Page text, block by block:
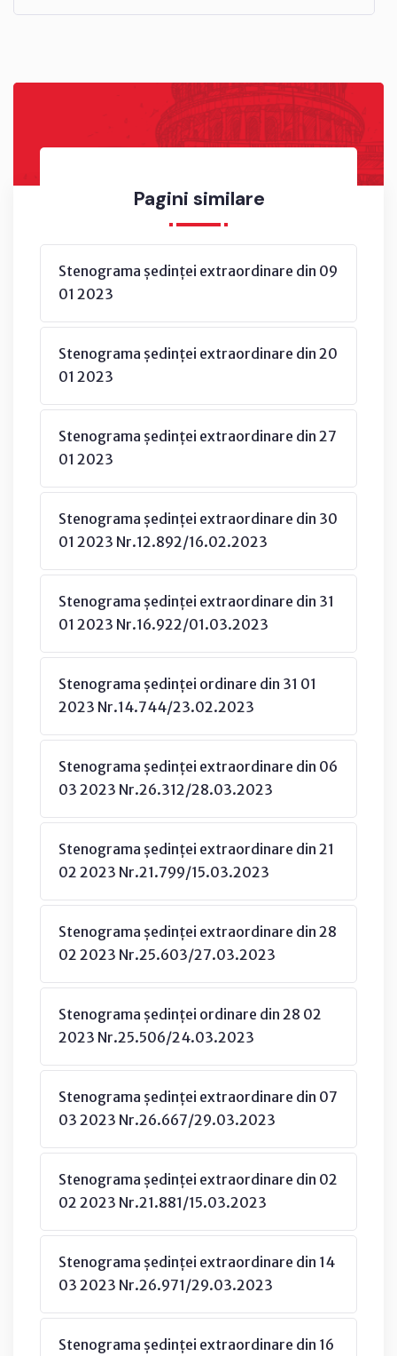
Pagini similare
Stenograma ședinței extraordinare din 09
01 2023
Stenograma ședinței extraordinare din 20
01 2023
Stenograma ședinței extraordinare din 27
01 2023
Stenograma ședinței extraordinare din 30
01 2023 Nr.12.892/16.02.2023
Stenograma ședinței extraordinare din 31
01 2023 Nr.16.922/01.03.2023
Stenograma ședinței ordinare din 31 01
2023 Nr.14.744/23.02.2023
Stenograma ședinței extraordinare din 06
03 2023 Nr.26.312/28.03.2023
Stenograma ședinței extraordinare din 21
02 2023 Nr.21.799/15.03.2023
Stenograma ședinței extraordinare din 28
02 2023 Nr.25.603/27.03.2023
Stenograma ședinței ordinare din 28 02
2023 Nr.25.506/24.03.2023
Stenograma ședinței extraordinare din 07
03 2023 Nr.26.667/29.03.2023
Stenograma ședinței extraordinare din 02
02 2023 Nr.21.881/15.03.2023
Stenograma ședinței extraordinare din 14
03 2023 Nr.26.971/29.03.2023
Stenograma ședinței extraordinare din 16